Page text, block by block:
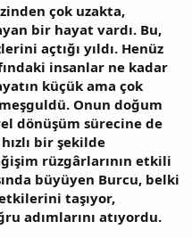
çok uzakta,
bir hayat vardı. Bu,
açtığı yıldı. Henüz
insanlar ne kadar
küçük ama çok
Onun doğum
dönüşüm sürecine de
bir şekilde
rüzgârlarının etkili
büyüyen Burcu, belki
taşıyor,
adımlarını atıyordu.